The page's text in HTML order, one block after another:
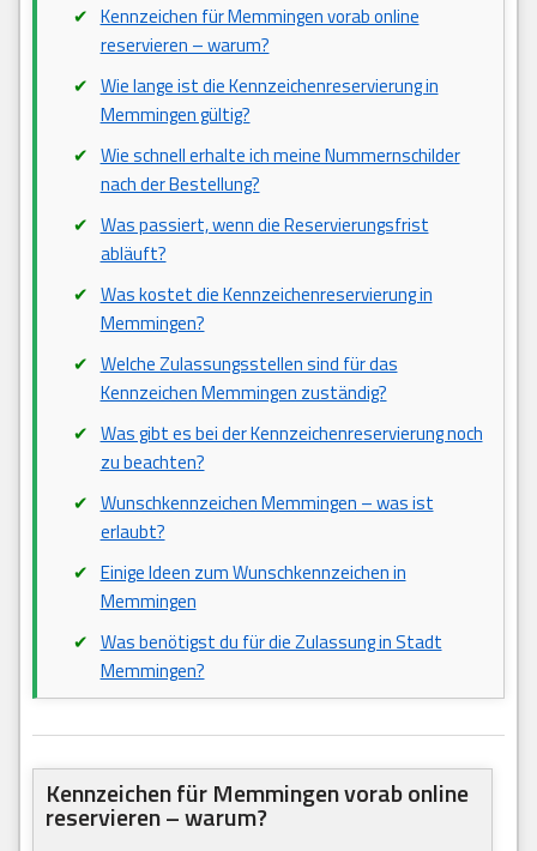
Kennzeichen für Memmingen vorab online
reservieren – warum?
Wie lange ist die Kennzeichenreservierung in
Memmingen gültig?
Wie schnell erhalte ich meine Nummernschilder
nach der Bestellung?
Was passiert, wenn die Reservierungsfrist
abläuft?
Was kostet die Kennzeichenreservierung in
Memmingen?
Welche Zulassungsstellen sind für das
Kennzeichen Memmingen zuständig?
Was gibt es bei der Kennzeichenreservierung noch
zu beachten?
Wunschkennzeichen Memmingen – was ist
erlaubt?
Einige Ideen zum Wunschkennzeichen in
Memmingen
Was benötigst du für die Zulassung in Stadt
Memmingen?
Kennzeichen für Memmingen vorab online
reservieren – warum?